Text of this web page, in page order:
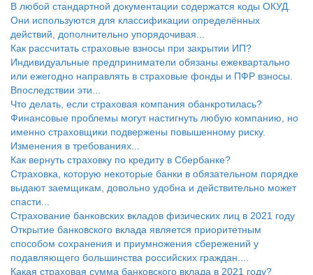
В любой стандартной документации содержатся коды ОКУД.
Они используются для классификации определённых
действий, дополнительно упорядочивая...
Как рассчитать страховые взносы при закрытии ИП?
Индивидуальные предприниматели обязаны ежеквартально
или ежегодно направлять в страховые фонды и ПФР взносы.
Впоследствии эти...
Что делать, если страховая компания обанкротилась?
Финансовые проблемы могут настигнуть любую компанию, но
именно страховщики подвержены повышенному риску.
Изменения в требованиях...
Как вернуть страховку по кредиту в Сбербанке?
Страховка, которую некоторые банки в обязательном порядке
выдают заемщикам, довольно удобна и действительно может
спасти...
Страхование банковских вкладов физических лиц в 2021 году
Открытие банковского вклада является приоритетным
способом сохранения и приумножения сбережений у
подавляющего большинства российских граждан....
Какая страховая сумма банковского вклада в 2021 году?